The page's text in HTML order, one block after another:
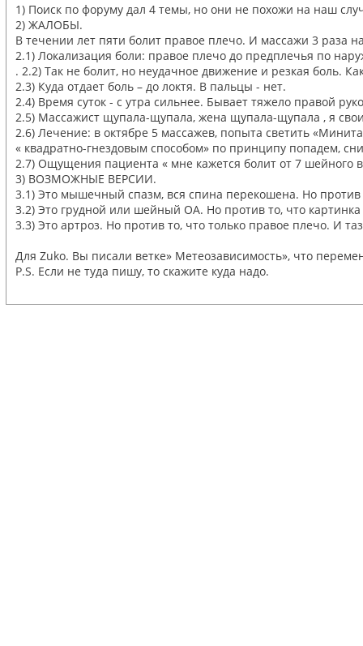
1) Поиск по форуму дал 4 темы, но они не похожи на наш
2) ЖАЛОБЫ.
В течении лет пяти болит правое плечо. И массажи 3 раза
2.1) Локализация боли: правое плечо до предплечья по
. 2.2) Так не болит, но неудачное движение и резкая боль.
2.3) Куда отдает боль – до локтя. В пальцы - нет.
2.4) Время суток - с утра сильнее. Бывает тяжело правой
2.5) Массажист щупала-щупала, жена щупала-щупала , я
2.6) Лечение: в октябре 5 массажев, попыта светить
« квадратно-гнездовым способом» по принципу попадем,
2.7) Ощущения пациента « мне кажется болит от 7 шейного
3) ВОЗМОЖНЫЕ ВЕРСИИ.
3.1) Это мышечный спазм, вся спина перекошена. Но против
3.2) Это грудной или шейный ОА. Но против то, что
3.3) Это артроз. Но против то, что только правое плечо. И
Для Zuko. Вы писали ветке» Метеозависимость», что
P.S. Если не туда пишу, то скажите куда надо.